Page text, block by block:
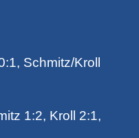
Schmitz/Kroll
1:2, Kroll 2:1,